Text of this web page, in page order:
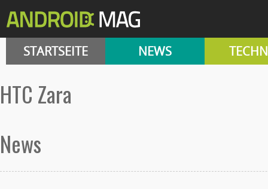
STARTSEITE NEWS
HTC Zara
News